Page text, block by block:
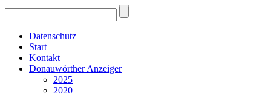
Datenschutz
Start
Kontakt
Donauwörther Anzeiger
2025
2020